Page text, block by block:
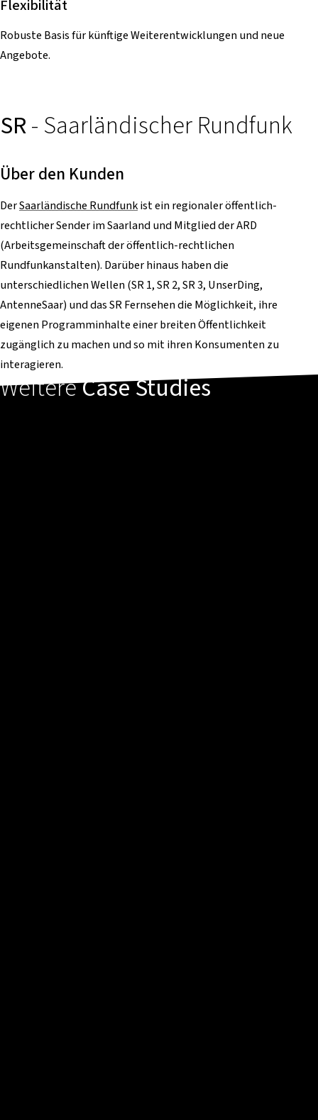
Flexibilität
Robuste Basis für künftige Weiterentwicklungen und neue
Angebote.
SR- Saarländischer Rundfunk
Über den Kunden
DerSaarländische Rundfunkist ein regionaler öffentlich-
rechtlicher Sender im Saarland und Mitglied der ARD
(Arbeitsgemeinschaft der öffentlich-rechtlichen
Rundfunkanstalten). Darüber hinaus haben die
unterschiedlichen Wellen (SR 1, SR 2, SR 3, UnserDing,
AntenneSaar) und das SR Fernsehen die Möglichkeit, ihre
eigenen Programminhalte einer breiten Öffentlichkeit
zugänglich zu machen und so mit ihren Konsumenten zu
interagieren.
WeitereCase Studies